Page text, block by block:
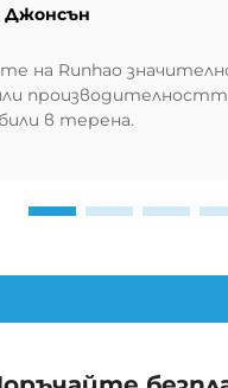
на Runhao
в терена.